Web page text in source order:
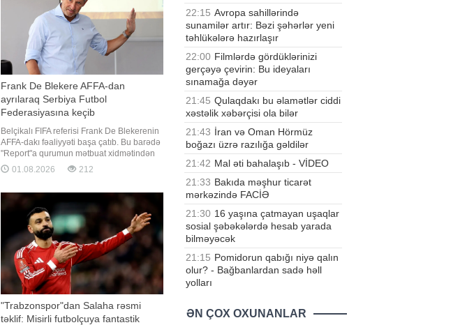
Frank De Blekere AFFA-dan
ayrılaraq Serbiya Futbol
Federasiyasına keçib
Belçikalı FIFA referisi Frank De Blekerenin
AFFA-dakı fəaliyyəti başa çatıb. Bu barədə
"Report"a qurumun mətbuat xidmətindən
bildirilib. 2024-cü ilin iyulunda AFFA
Hakimlər Komitəsinin sədri vəzifəsinə təyin
noyabrından etibarən AFFA-da Beynəlxalq
Hakimli
01.08.2026 212
"Trabzonspor"dan Salaha rəsmi
təklif: Misirli futbolçuya fantastik
22:15 Avropa sahillərində
sunamilər artır: Bəzi şəhərlər yeni
təhlükələrə hazırlaşır
22:00 Filmlərdə gördüklərinizi
gerçəyə çevirin: Bu ideyaları
sınamağa dəyər
21:45 Qulaqdakı bu əlamətlər ciddi
xəstəlik xəbərçisi ola bilər
21:43 İran və Oman Hörmüz
boğazı üzrə razılığa gəldilər
21:42 Mal əti bahalaşıb - VİDEO
21:33 Bakıda məşhur ticarət
mərkəzində FACİƏ
21:30 16 yaşına çatmayan uşaqlar
sosial şəbəkələrdə hesab yarada
bilməyəcək
21:15 Pomidorun qabığı niyə qalın
olur? - Bağbanlardan sadə həll
yolları
ƏN ÇOX OXUNANLAR